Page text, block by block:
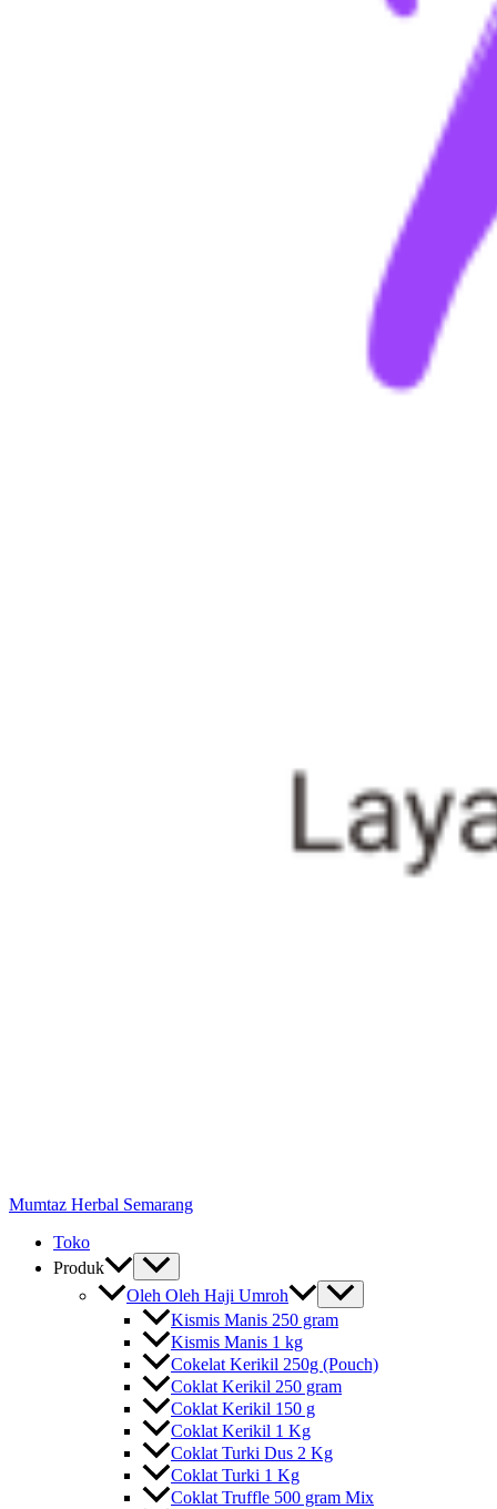
Mumtaz Herbal Semarang
Toko
Produk
Oleh Oleh Haji Umroh
Kismis Manis 250 gram
Kismis Manis 1 kg
Cokelat Kerikil 250g (Pouch)
Coklat Kerikil 250 gram
Coklat Kerikil 150 g
Coklat Kerikil 1 Kg
Coklat Turki Dus 2 Kg
Coklat Turki 1 Kg
Coklat Truffle 500 gram Mix